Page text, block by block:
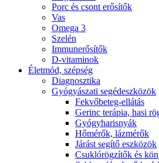
Porc és csont erősítők
Vas
Omega 3
Szelén
Immunerősítők
D-vitaminok
Életmód, szépség
Diagnosztika
Gyógyászati segédeszközök
Fekvőbeteg-ellátás
Gerinc terápia, hasi
Gyógyharisnyák
Hőmérők, lázmérők
Járást segítő eszközök
Csuklórögzítők és